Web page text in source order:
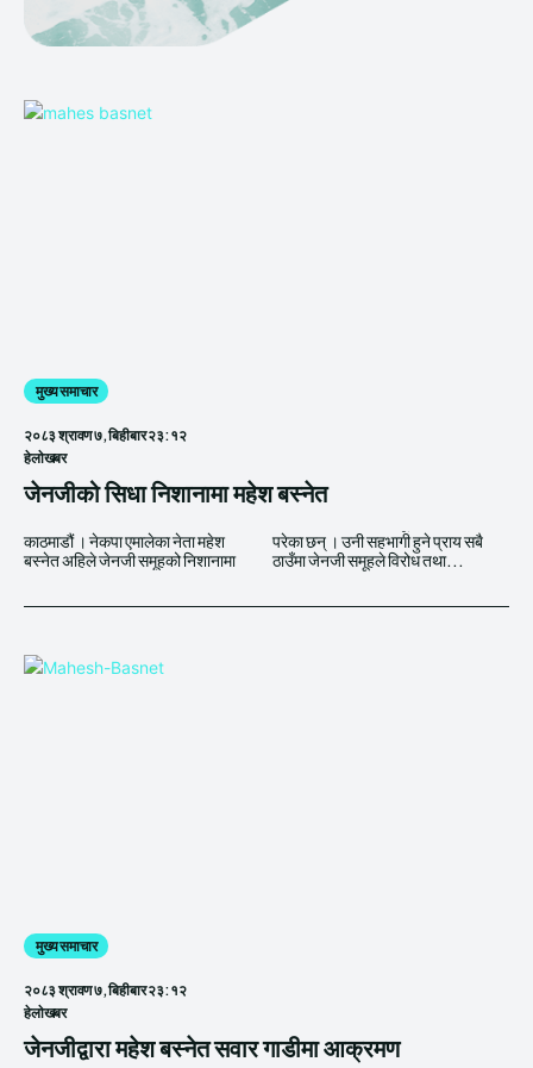
मुख्य समाचार
२०८३ श्रावण ७, बिहीबार २३:१२
हेलाेखबर
जेनजीको सिधा निशानामा महेश बस्नेत
काठमाडौं । नेकपा एमालेका नेता महेश
बस्नेत अहिले जेनजी समूहको निशानामा
परेका छन् । उनी सहभागी हुने प्राय सबै
ठाउँमा जेनजी समूहले विरोध तथा...
मुख्य समाचार
२०८३ श्रावण ७, बिहीबार २३:१२
हेलाेखबर
जेनजीद्वारा महेश बस्नेत सवार गाडीमा आक्रमण